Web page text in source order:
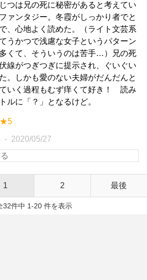
つは兄の死に秘密があると考えてい
ァンタジー。冬霞がしっかり者でと
、心地よく読めた。（ライト文芸系
うかつで浅慮な女子というパターン
くて、そういうのは苦手…）兄の死
線がつぎつぎに提示され、ぐいぐい
。しかも愛のない夫婦がだんだんと
いく過程もむず痒くて好き！ 読み
ルに「？」となるけど。
★5
2020/05/27
1 2 最後
32件中 1-20 件を表示